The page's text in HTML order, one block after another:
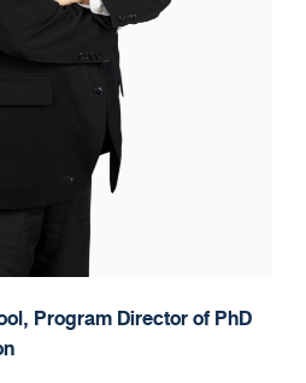
Program Director of PhD